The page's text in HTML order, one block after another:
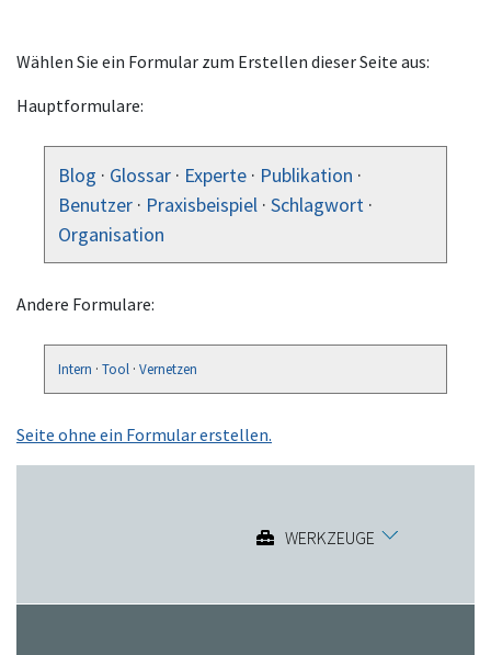
Wechseln zu:Navigation, Suche
Wählen Sie ein Formular zum Erstellen dieser Seite aus:
Hauptformulare:
Blog · Glossar · Experte · Publikation ·
Benutzer · Praxisbeispiel · Schlagwort ·
Organisation
Andere Formulare:
Intern · Tool · Vernetzen
Seite ohne ein Formular erstellen.
WERKZEUGE